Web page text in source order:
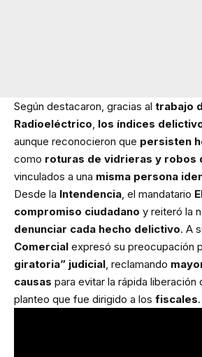
Según destacaron, gracias al trabajo
Radioeléctrico los índices
aunque reconocieron que persisten
como roturas de vidrieras y robos
vinculados a una misma persona
Desde la Intendencia , el mandatario
compromiso ciudadano y reiteró la
denunciar cada hecho delictivo. A
Comercial expresó su preocupación
giratoria” judicial , reclamando
causas para evitar la rápida liberación
planteo que fue dirigido a los fiscales.